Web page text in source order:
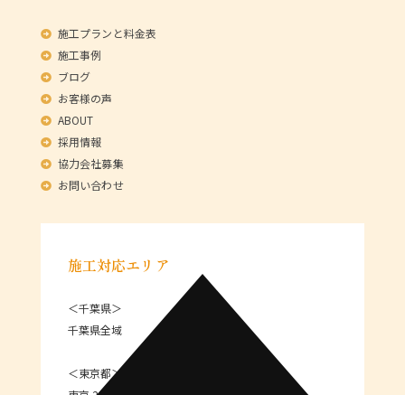
施工プランと料金表
施工事例
ブログ
お客様の声
ABOUT
採用情報
協力会社募集
お問い合わせ
施工対応エリア
＜千葉県＞
千葉県全域
＜東京都＞